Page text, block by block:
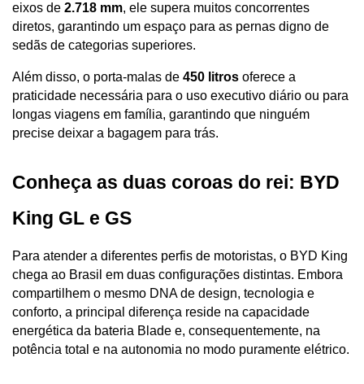
eixos de 2.718 mm, ele supera muitos concorrentes
diretos, garantindo um espaço para as pernas digno de
sedãs de categorias superiores.
Além disso, o porta-malas de 450 litros oferece a
praticidade necessária para o uso executivo diário ou para
longas viagens em família, garantindo que ninguém
precise deixar a bagagem para trás.
Conheça as duas coroas do rei: BYD
King GL e GS
Para atender a diferentes perfis de motoristas, o BYD King
chega ao Brasil em duas configurações distintas. Embora
compartilhem o mesmo DNA de design, tecnologia e
conforto, a principal diferença reside na capacidade
energética da bateria Blade e, consequentemente, na
potência total e na autonomia no modo puramente elétrico.